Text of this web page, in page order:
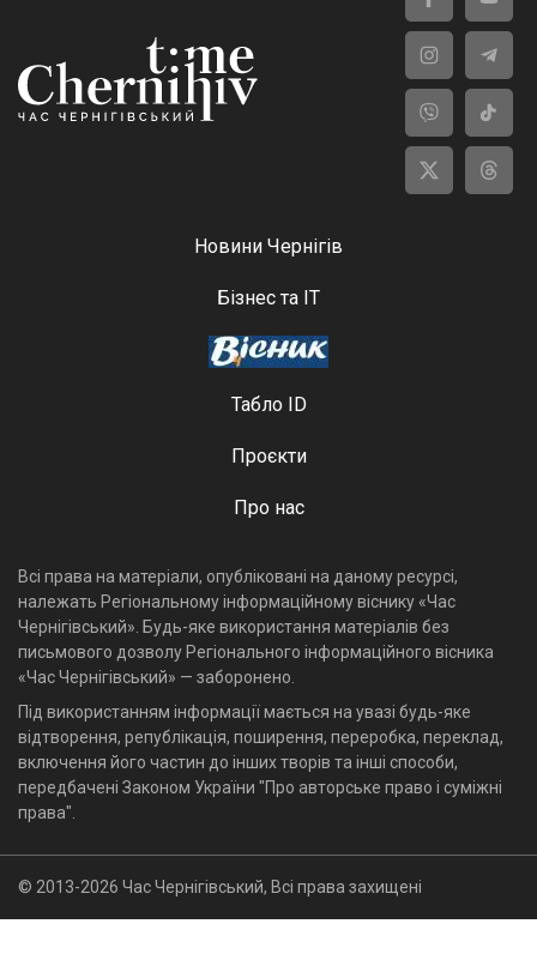
Новини Чернігів
Бізнес та ІТ
Табло ID
Проєкти
Про нас
Всі права на матеріали, опубліковані на даному ресурсі,
належать Регіональному інформаційному віснику «Час
Чернігівський». Будь-яке використання матеріалів без
письмового дозволу Регіонального інформаційного вісника
«Час Чернігівський» — заборонено.
Під використанням інформації мається на увазі будь-яке
відтворення, републікація, поширення, переробка, переклад,
включення його частин до інших творів та інші способи,
передбачені Законом України "Про авторське право і суміжні
права".
© 2013-2026 Час Чернігівський, Всі права захищені